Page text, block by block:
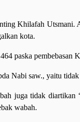
Khilafah
kota.
paska
Nabi saw., yaitu
juga tidak diartikan
wabah.